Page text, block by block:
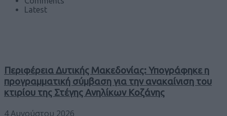
Latest
Περιφέρεια Δυτικής Μακεδονίας: Υπογράφηκε η
προγραμματική σύμβαση για την ανακαίνιση του
κτιρίου της Στέγης Ανηλίκων Κοζάνης
4 Αυγούστου 2026